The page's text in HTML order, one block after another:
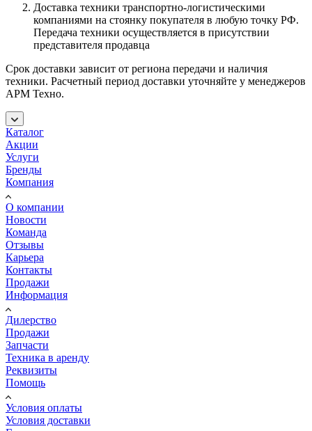
Доставка техники транспортно-логистическими
компаниями на стоянку покупателя в любую точку РФ.
Передача техники осуществляется в присутствии
представителя продавца
Срок доставки зависит от региона передачи и наличия
техники. Расчетный период доставки уточняйте у менеджеров
АРМ Техно.
Каталог
Акции
Услуги
Бренды
Компания
О компании
Новости
Команда
Отзывы
Карьера
Контакты
Продажи
Информация
Дилерство
Продажи
Запчасти
Техника в аренду
Реквизиты
Помощь
Условия оплаты
Условия доставки